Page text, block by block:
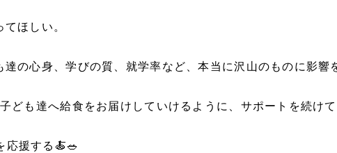
ほしい。
の心身、学びの質、就学率など、本当に沢山のものに影響
ども達へ給食をお届けしていけるように、サポートを続けて
応援する🍝🥗